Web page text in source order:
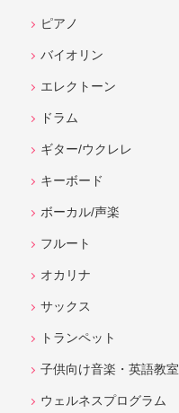
ピアノ
バイオリン
エレクトーン
ドラム
ギター/ウクレレ
キーボード
ボーカル/声楽
フルート
オカリナ
サックス
トランペット
子供向け音楽・英語教室
ウェルネスプログラム